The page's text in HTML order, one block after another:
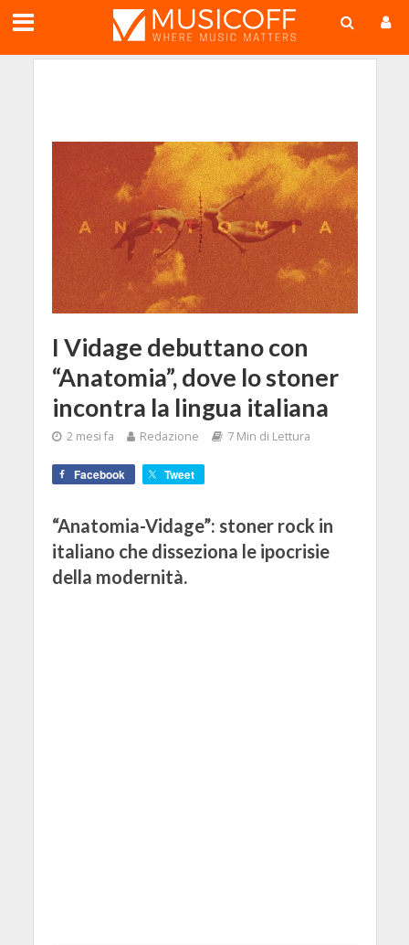
I Vidage debuttano con
“Anatomia”, dove lo stoner
incontra la lingua italiana
2 mesi fa Redazione 7 Min di Lettura
Facebook Tweet
“Anatomia-Vidage”: stoner rock in
italiano che disseziona le ipocrisie
della modernità.